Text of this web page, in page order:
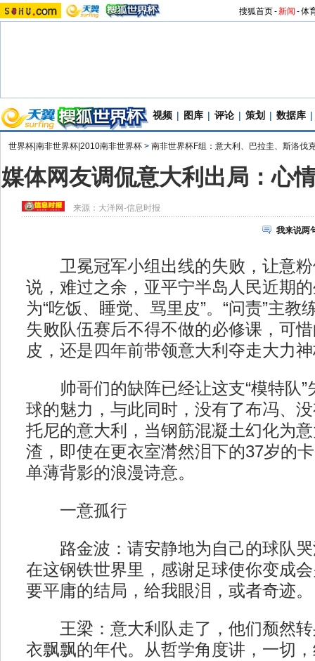
搜狐首页-新闻 -体
视频 | 图库 | 评论 | 策划 | 数据库 |
世界杯|南非世界杯|2010南非世界杯 > 南非世界杯F组：意大利、巴拉圭、斯洛伐
媒体网友调侃意大利出局：心
来源： 大洋网-信息时报
我来说两
卫冕冠军小组出线的失败，让意粉
说，难过之余，亚平宁半岛人民近期
为“吃饭、睡觉、骂里皮”。“问责”主教
失败队伍赛后不得不做的必修课，可
皮，还是四年前带领意大利夺走大力
帅哥们的缺阵已经让这支“模特队”
球的魅力，与此同时，没有了布冯、
托尼的意大利，当钢筋混凝土幻化为
渣，即使在更衣室潸然泪下的37岁的
单薄背影的浪漫诗意。
一意孤行
路金波：请安静地为自己的球队哭
在这钢铁世界里，感谢足球使你变成
要平庸的结局，给我眼泪，或者奇迹。
王梁：意大利队走了，他们颓然转
衣飘飘的年代。从哲学角度讲，一切